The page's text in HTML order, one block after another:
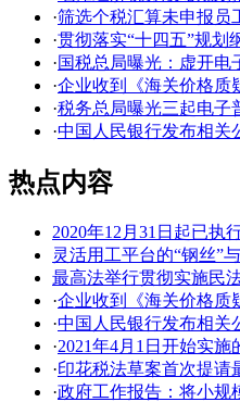
·筛选个税汇算未申报员
·贯彻落实“十四五”规划
·国税总局曝光：虚开电
·企业收到《海关价格质
·税务总局曝光三起电子
·中国人民银行发布相关
热点内容
2020年12月31日起已执
灵活用工平台的“钢丝”
最高法举行贯彻实施民
·企业收到《海关价格质
·中国人民银行发布相关
·2021年4月1日开始实
·印花税法草案首次提请
·政府工作报告：将小规